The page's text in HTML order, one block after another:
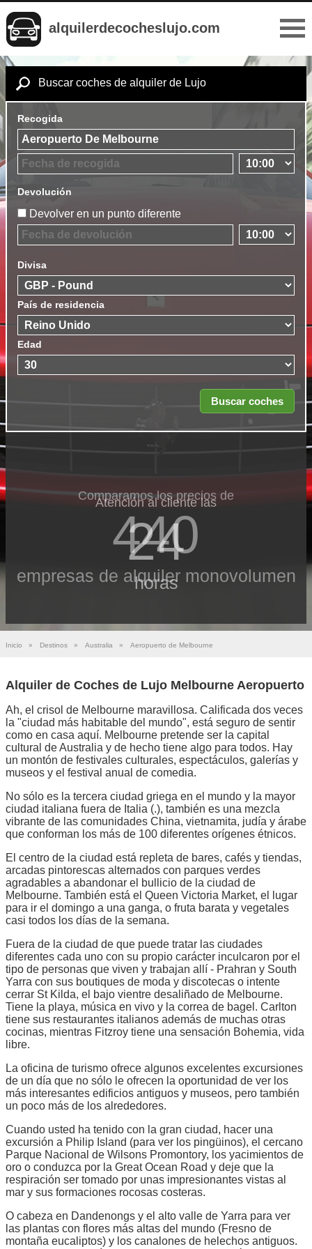
alquilerdecocheslujo.com
Buscar coches de alquiler de Lujo
Recogida
Devolución
Devolver en un punto diferente
Divisa
País de residencia
Edad
Comparamos los precios de
440
empresas de alquiler monovolumen
Atención al cliente las
24
horas
Inicio » Destinos » Australia » Aeropuerto de Melbourne
Alquiler de Coches de Lujo Melbourne Aeropuerto
Ah, el crisol de Melbourne maravillosa. Calificada dos veces
la "ciudad más habitable del mundo", está seguro de sentir
como en casa aquí. Melbourne pretende ser la capital
cultural de Australia y de hecho tiene algo para todos. Hay
un montón de festivales culturales, espectáculos, galerías y
museos y el festival anual de comedia.
No sólo es la tercera ciudad griega en el mundo y la mayor
ciudad italiana fuera de Italia (.), también es una mezcla
vibrante de las comunidades China, vietnamita, judía y árabe
que conforman los más de 100 diferentes orígenes étnicos.
El centro de la ciudad está repleta de bares, cafés y tiendas,
arcadas pintorescas alternados con parques verdes
agradables a abandonar el bullicio de la ciudad de
Melbourne. También está el Queen Victoria Market, el lugar
para ir el domingo a una ganga, o fruta barata y vegetales
casi todos los días de la semana.
Fuera de la ciudad de que puede tratar las ciudades
diferentes cada uno con su propio carácter inculcaron por el
tipo de personas que viven y trabajan allí - Prahran y South
Yarra con sus boutiques de moda y discotecas o intente
cerrar St Kilda, el bajo vientre desaliñado de Melbourne.
Tiene la playa, música en vivo y la correa de bagel. Carlton
tiene sus restaurantes italianos además de muchas otras
cocinas, mientras Fitzroy tiene una sensación Bohemia, vida
libre.
La oficina de turismo ofrece algunos excelentes excursiones
de un día que no sólo le ofrecen la oportunidad de ver los
más interesantes edificios antiguos y museos, pero también
un poco más de los alrededores.
Cuando usted ha tenido con la gran ciudad, hacer una
excursión a Philip Island (para ver los pingüinos), el cercano
Parque Nacional de Wilsons Promontory, los yacimientos de
oro o conduzca por la Great Ocean Road y deje que la
respiración ser tomado por unas impresionantes vistas al
mar y sus formaciones rocosas costeras.
O cabeza en Dandenongs y el alto valle de Yarra para ver
las plantas con flores más altas del mundo (Fresno de
montaña eucaliptos) y los canalones de helechos antiguos.